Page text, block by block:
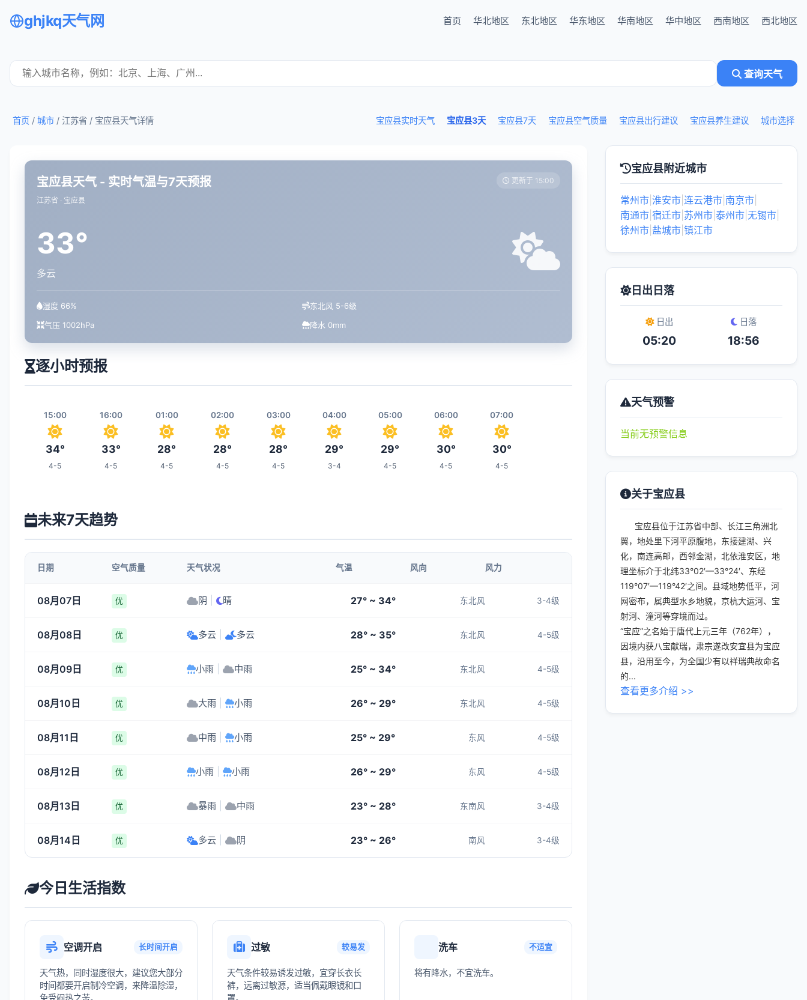
ghjkq天气网 首页 华北地区 东北地区 华东地区 华南地区 华中地区 西南地区 西北地区
查询天气
宝应县实时天气 宝应县3天 宝应县7天 宝应县空气质量 宝应县出行建议 宝应县养生建议 城市选择
首页 / 城市 / 江苏省 / 宝应县天气详情
宝应县天气 - 实时气温与7天预报
江苏省 · 宝应县
更新于 15:00
33°
多云
湿度 66%
东北风 5-6级
气压 1002hPa
降水 0mm
逐小时预报
15:00
34°
4-5
16:00
33°
4-5
01:00
28°
4-5
02:00
28°
4-5
03:00
28°
4-5
04:00
29°
3-4
05:00
29°
4-5
06:00
30°
4-5
07:00
30°
4-5
4-5 4-5 4-5 4-5 4-5 4-5 4-5 4-5 4-5
4-5 4-5 4-5
未来7天趋势
日期 空气质量 天气状况 气温 风向 风力
08月07日 优 阴 晴 27° ~ 34° 东北风 3-4级
08月08日 优 多云 多云 28° ~ 35° 东北风 4-5级
08月09日 优 小雨 中雨 25° ~ 34° 东北风 4-5级
08月10日 优 大雨 小雨 26° ~ 29° 东北风 4-5级
08月11日 优 中雨 小雨 25° ~ 29° 东风 4-5级
08月12日 优 小雨 小雨 26° ~ 29° 东风 4-5级
08月13日 优 暴雨 中雨 23° ~ 28° 东南风 3-4级
08月14日 优 多云 阴 23° ~ 26° 南风 3-4级
今日生活指数
空调开启 长时间开启
天气热，同时湿度很大，建议您大部分
时间都要开启制冷空调，来降温除湿，
免受闷热之苦。
过敏 较易发
天气条件较易诱发过敏，宜穿长衣长
裤，远离过敏源，适当佩戴眼镜和口
罩。
洗车 不适宜
将有降水，不宜洗车。
宝应县附近城市
常州市 淮安市 连云港市 南京市
南通市 宿迁市 苏州市 泰州市 无锡市
徐州市 盐城市 镇江市
日出日落
日出
05:20
日落
18:56
天气预警
当前无预警信息
关于宝应县
宝应县位于江苏省中部、长江三角洲北
翼，地处里下河平原腹地，东接建湖、兴
化，南连高邮，西邻金湖，北依淮安区，地
理坐标介于北纬33°02′—33°24′、东经
119°07′—119°42′之间。县域地势低平，河
网密布，属典型水乡地貌，京杭大运河、宝
射河、潼河等穿境而过。
“宝应”之名始于唐代上元三年（762年），
因境内获八宝献瑞，肃宗遂改安宜县为宝应
县，沿用至今，为全国少有以祥瑞典故命名
的...
查看更多介绍 >>